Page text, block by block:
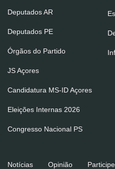
Deputados AR
Deputados PE
Órgãos do Partido
JS Açores
Candidatura MS-ID Açores
Eleições Internas 2026
Congresso Nacional PS
Notícias Opinião